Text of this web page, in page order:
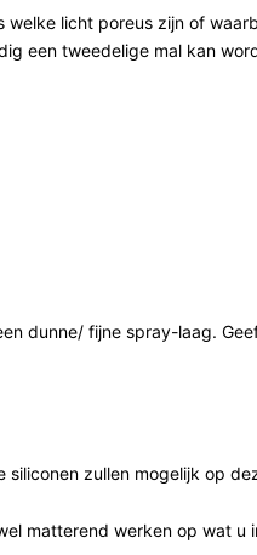
licht poreus zijn of
een tweedelige mal kan
dunne/ fijne spray-laag.
zullen mogelijk op
matterend werken op wat